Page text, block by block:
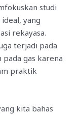
studi
yang
rekayasa.
terjadi pada
gas karena
praktik
kita bahas